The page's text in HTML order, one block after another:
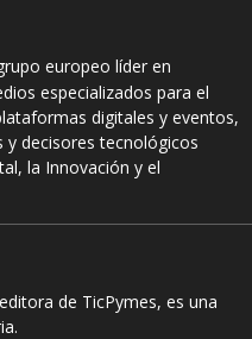
europeo líder en
especializados para el
digitales y eventos,
decisores tecnológicos
la Innovación y el
de TicPymes, es una